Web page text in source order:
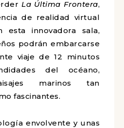
La Última Frontera,
de realidad virtual
esta innovadora sala,
podrán embarcarse
viaje de 12 minutos
del océano,
marinos tan
fascinantes.
envolvente y unas